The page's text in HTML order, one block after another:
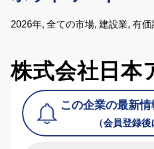
2026年, 全ての市場, 建設業, 有
株式会社日本
この企業の最新
（会員登録後